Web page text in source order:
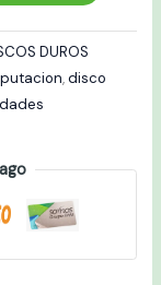
DUROS
,disco